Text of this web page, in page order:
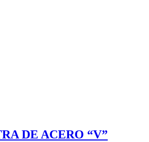
DE ACERO “V”